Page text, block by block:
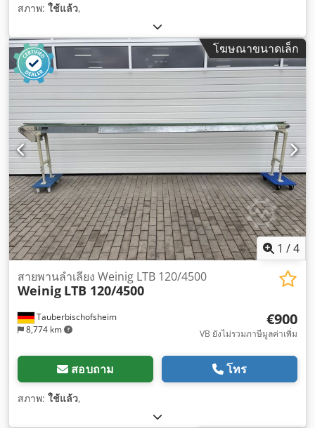
สภาพ: ใช้แล้ว,
โฆษณาขนาดเล็ก
1 /4
Tauberbischofsheim
8,774 km
สายพานลำเลียง Weinig LTB 120/4500
Weinig LTB 120/4500
€900
VB ยังไม่รวมภาษีมูลค่าเพิ่ม
สอบถาม โทร
สภาพ: ใช้แล้ว,